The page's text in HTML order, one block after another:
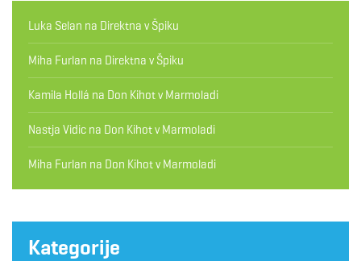
Luka Selan na Direktna v Špiku
Miha Furlan na Direktna v Špiku
Kamila Hollá na Don Kihot v Marmoladi
Nastja Vidic na Don Kihot v Marmoladi
Miha Furlan na Don Kihot v Marmoladi
Kategorije